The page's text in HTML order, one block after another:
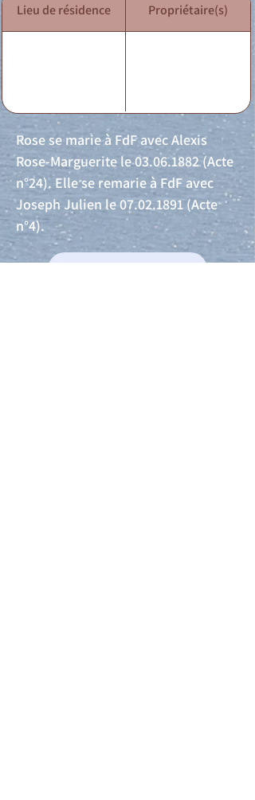
Lieu de résidence Propriétaire(s)
Rose se marie à FdF avec Alexis
Rose-Marguerite le03.06.1882(Acte
n°24). Elle se remarie à FdF avec
Joseph Julien le07.02.1891(Acte
n°4).